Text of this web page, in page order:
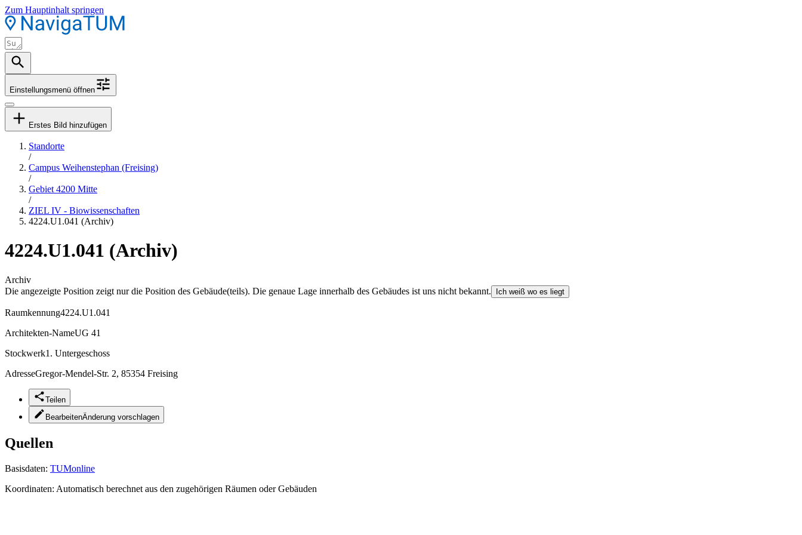
Zum Hauptinhalt springen
Einstellungsmenü öffnen
Erstes Bild hinzufügen
Standorte
/
Campus Weihenstephan (Freising)
/
Gebiet 4200 Mitte
/
ZIEL IV - Biowissenschaften
4224.U1.041 (Archiv)
4224.U1.041 (Archiv)
Archiv
Die angezeigte Position zeigt nur die Position des Gebäude(teils). Die genaue Lage innerhalb des Gebäudes ist uns nicht bekannt.
Ich weiß wo es liegt
Raumkennung4224.U1.041
Architekten-NameUG 41
Stockwerk1. Untergeschoss
AdresseGregor-Mendel-Str. 2, 85354 Freising
Teilen
BearbeitenÄnderung vorschlagen
Quellen
Basisdaten: TUMonline
Koordinaten: Automatisch berechnet aus den zugehörigen Räumen oder Gebäuden